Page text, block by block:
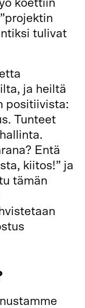
koettiin
tulivat
ja heiltä
positiivista:
Tunteet
Entä
kiitos!” ja
tämän